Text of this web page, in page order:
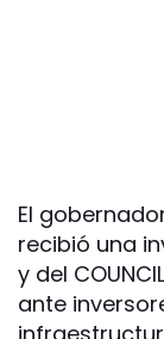
El
recibió una
y del
ante